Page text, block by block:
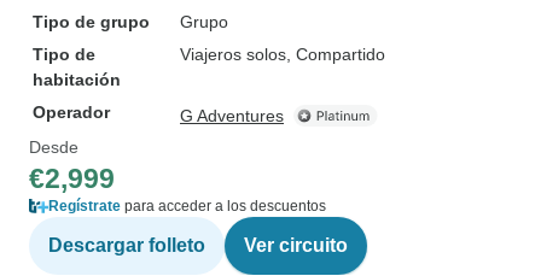
Tipo de grupo
Grupo
Tipo de
habitación
Viajeros solos, Compartido
Operador
G Adventures
Desde
€2,999
Regístrate para acceder a los descuentos
Descargar folleto Ver circuito